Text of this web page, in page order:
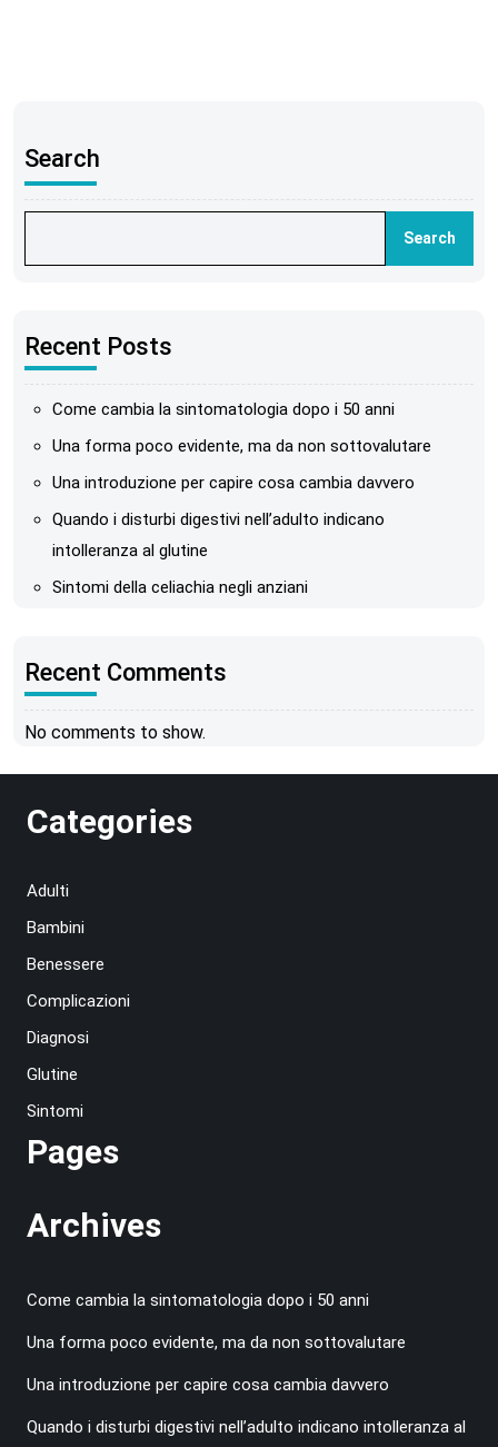
Search
Search
Recent Posts
Come cambia la sintomatologia dopo i 50 anni
Una forma poco evidente, ma da non sottovalutare
Una introduzione per capire cosa cambia davvero
Quando i disturbi digestivi nell’adulto indicano
intolleranza al glutine
Sintomi della celiachia negli anziani
Recent Comments
No comments to show.
Categories
Adulti
Bambini
Benessere
Complicazioni
Diagnosi
Glutine
Sintomi
Pages
Archives
Come cambia la sintomatologia dopo i 50 anni
Una forma poco evidente, ma da non sottovalutare
Una introduzione per capire cosa cambia davvero
Quando i disturbi digestivi nell’adulto indicano intolleranza al